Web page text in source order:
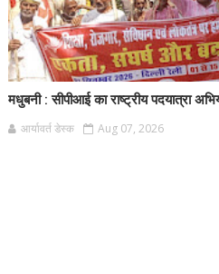
मधुबनी : सीपीआई का राष्ट्रीय पदयात्रा
आर्यावर्त डेस्क Aug 07, 2026